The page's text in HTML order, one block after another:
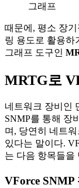
그래프
때문에, 평소 장
링 용도로 활용하
그래프 도구인
MRTG로
네트워크 장비인
SNMP를 통해 장
며, 당연히 네트
있다는 말이다.
는 다음 항목들을
VForce SNMP